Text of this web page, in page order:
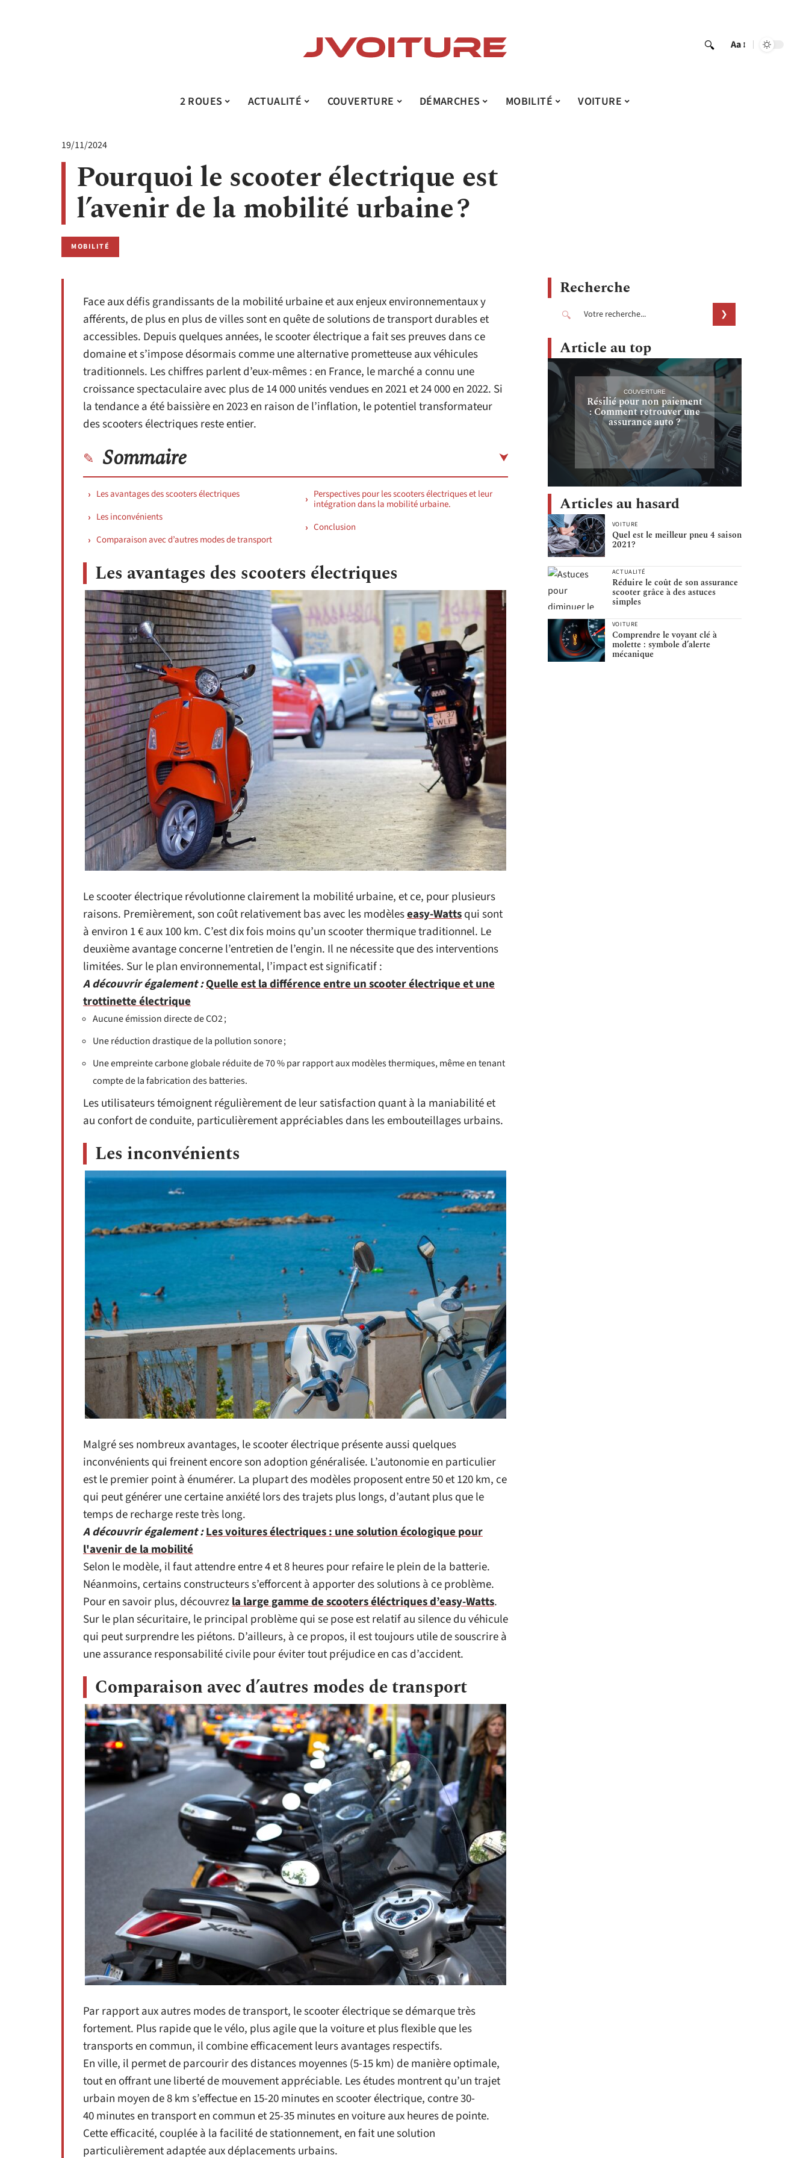
Aa
2 ROUES ACTUALITÉ COUVERTURE DÉMARCHES MOBILITÉ VOITURE
19/11/2024
Pourquoi le scooter électrique est
l’avenir de la mobilité urbaine ?
MOBILITÉ
Face aux défis grandissants de la mobilité urbaine et aux enjeux environnementaux y
afférents, de plus en plus de villes sont en quête de solutions de transport durables et
accessibles. Depuis quelques années, le scooter électrique a fait ses preuves dans ce
domaine et s’impose désormais comme une alternative prometteuse aux véhicules
traditionnels. Les chiffres parlent d’eux-mêmes : en France, le marché a connu une
croissance spectaculaire avec plus de 14 000 unités vendues en 2021 et 24 000 en 2022. Si
la tendance a été baissière en 2023 en raison de l’inflation, le potentiel transformateur
des scooters électriques reste entier.
Sommaire
Les avantages des scooters électriques
Les inconvénients
Comparaison avec d’autres modes de transport
Perspectives pour les scooters électriques et leur
intégration dans la mobilité urbaine.
Conclusion
Les avantages des scooters électriques
Le scooter électrique révolutionne clairement la mobilité urbaine, et ce, pour plusieurs
raisons. Premièrement, son coût relativement bas avec les modèleseasy-Wattsqui sont
à environ 1 € aux 100 km. C’est dix fois moins qu’un scooter thermique traditionnel. Le
deuxième avantage concerne l’entretien de l’engin. Il ne nécessite que des interventions
limitées. Sur le plan environnemental, l’impact est significatif :
A découvrir également :Quelle est la différence entre un scooter électrique et une
trottinette électrique
Aucune émission directe de CO2 ;
Une réduction drastique de la pollution sonore ;
Une empreinte carbone globale réduite de 70 % par rapport aux modèles thermiques, même en tenant
compte de la fabrication des batteries.
Les utilisateurs témoignent régulièrement de leur satisfaction quant à la maniabilité et
au confort de conduite, particulièrement appréciables dans les embouteillages urbains.
Les inconvénients
Malgré ses nombreux avantages, le scooter électrique présente aussi quelques
inconvénients qui freinent encore son adoption généralisée. L’autonomie en particulier
est le premier point à énumérer. La plupart des modèles proposent entre 50 et 120 km, ce
qui peut générer une certaine anxiété lors des trajets plus longs, d’autant plus que le
temps de recharge reste très long.
A découvrir également :Les voitures électriques : une solution écologique pour
l'avenir de la mobilité
Selon le modèle, il faut attendre entre 4 et 8 heures pour refaire le plein de la batterie.
Néanmoins, certains constructeurs s’efforcent à apporter des solutions à ce problème.
Pour en savoir plus, découvrezla large gamme de scooters éléctriques d’easy-Watts.
Sur le plan sécuritaire, le principal problème qui se pose est relatif au silence du véhicule
qui peut surprendre les piétons. D’ailleurs, à ce propos, il est toujours utile de souscrire à
une assurance responsabilité civile pour éviter tout préjudice en cas d’accident.
Comparaison avec d’autres modes de transport
Par rapport aux autres modes de transport, le scooter électrique se démarque très
fortement. Plus rapide que le vélo, plus agile que la voiture et plus flexible que les
transports en commun, il combine efficacement leurs avantages respectifs.
En ville, il permet de parcourir des distances moyennes (5-15 km) de manière optimale,
tout en offrant une liberté de mouvement appréciable. Les études montrent qu’un trajet
urbain moyen de 8 km s’effectue en 15-20 minutes en scooter électrique, contre 30-
40 minutes en transport en commun et 25-35 minutes en voiture aux heures de pointe.
Cette efficacité, couplée à la facilité de stationnement, en fait une solution
particulièrement adaptée aux déplacements urbains.
Recherche
Article au top
COUVERTURE
Résilié pour non paiement
: Comment retrouver une
assurance auto ?
Articles au hasard
VOITURE
Quel est le meilleur pneu 4 saison
2021?
ACTUALITÉ
Réduire le coût de son assurance
scooter grâce à des astuces
simples
VOITURE
Comprendre le voyant clé à
molette : symbole d’alerte
mécanique